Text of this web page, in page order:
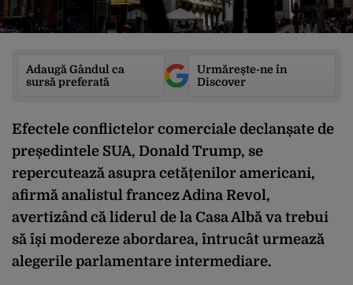
Adaugă Gândul ca
sursă preferată
Urmărește-ne în
Discover
Efectele conflictelor comerciale declanșate de
președintele SUA, Donald Trump, se
repercutează asupra cetățenilor americani,
afirmă analistul francez Adina Revol,
avertizând că liderul de la Casa Albă va trebui
să își modereze abordarea, întrucât urmează
alegerile parlamentare intermediare.